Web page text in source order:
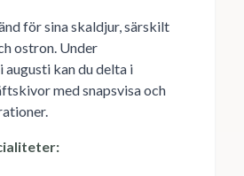
för sina skaldjur, särskilt
ostron. Under
kan du delta i
med snapsvisa och